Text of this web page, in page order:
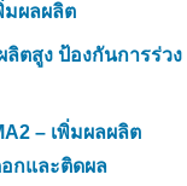
มผลผลิต
ตสูง ป้องกันการร่วง
– เพิ่มผลผลิต
กและติดผล